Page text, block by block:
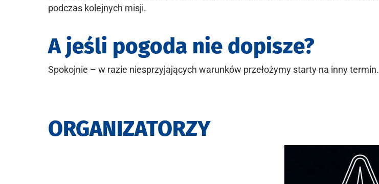
podczas kolejnych misji.
A jeśli pogoda nie dopisze?
Spokojnie – w razie niesprzyjających warunków przełożymy starty na inny termin.
ORGANIZATORZY